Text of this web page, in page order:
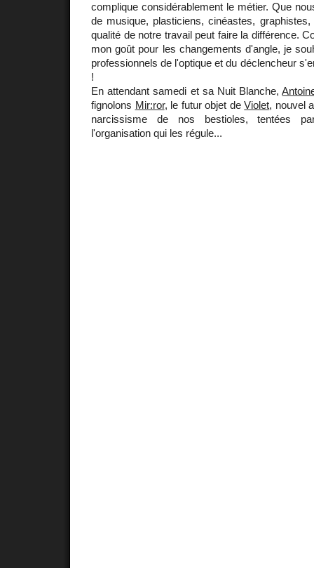
complique considérablement le métier. Que
de musique, plasticiens, cinéastes,
qualité de notre travail peut faire la différence.
mon goût pour les changements d'angle, je
professionnels de l'optique et du déclencheur
!
En attendant samedi et sa Nuit Blanche,
fignolons Mir:ror, le futur objet deViolet, nouvel
narcissisme de nos bestioles, tentées
l'organisation qui les régule...